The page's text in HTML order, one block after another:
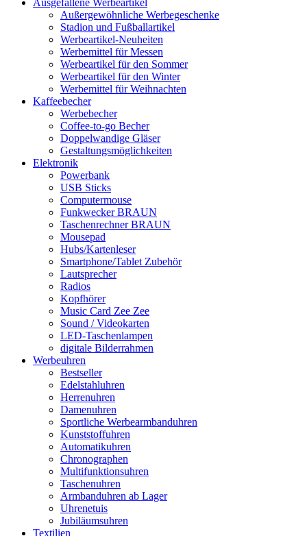
Außergewöhnliche Werbegeschenke
Stadion und Fußballartikel
Werbeartikel-Neuheiten
Werbemittel für Messen
Werbeartikel für den Sommer
Werbeartikel für den Winter
Werbemittel für Weihnachten
Kaffeebecher
Werbebecher
Coffee-to-go Becher
Doppelwandige Gläser
Gestaltungsmöglichkeiten
Elektronik
Powerbank
USB Sticks
Computermouse
Funkwecker BRAUN
Taschenrechner BRAUN
Mousepad
Hubs/Kartenleser
Smartphone/Tablet Zubehör
Lautsprecher
Radios
Kopfhörer
Music Card Zee Zee
Sound / Videokarten
LED-Taschenlampen
digitale Bilderrahmen
Werbeuhren
Bestseller
Edelstahluhren
Herrenuhren
Damenuhren
Sportliche Werbearmbanduhren
Kunststoffuhren
Automatikuhren
Chronographen
Multifunktionsuhren
Taschenuhren
Armbanduhren ab Lager
Uhrenetuis
Jubiläumsuhren
Textilien